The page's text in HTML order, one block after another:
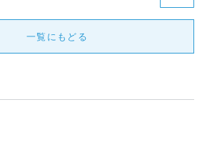
一覧にもどる